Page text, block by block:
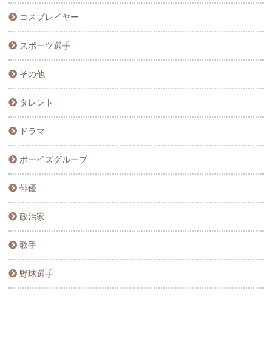
コスプレイヤー
スポーツ選手
その他
タレント
ドラマ
ボーイズグループ
俳優
政治家
歌手
野球選手